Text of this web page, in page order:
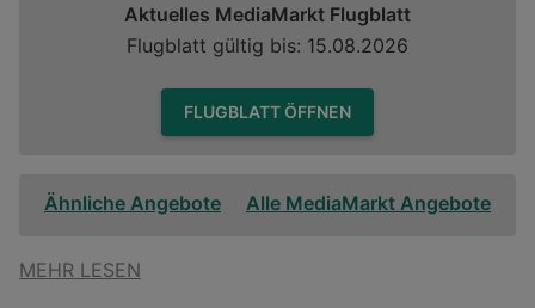
Aktuelles MediaMarkt Flugblatt
Flugblatt gültig bis: 15.08.2026
FLUGBLATT ÖFFNEN
Ähnliche Angebote Alle MediaMarkt Angebote
MEHR LESEN